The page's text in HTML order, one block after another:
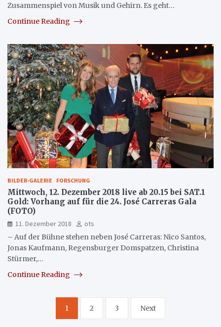
Zusammenspiel von Musik und Gehirn. Es geht…
Continue Reading
BILDER-GALERIE FORSCHUNG
Mittwoch, 12. Dezember 2018 live ab 20.15 bei SAT.1
Gold: Vorhang auf für die 24. José Carreras Gala
(FOTO)
11. Dezember 2018
ots
– Auf der Bühne stehen neben José Carreras: Nico Santos,
Jonas Kaufmann, Regensburger Domspatzen, Christina
Stürmer,…
Continue Reading
Seitennummerierung
1 2 3 Next